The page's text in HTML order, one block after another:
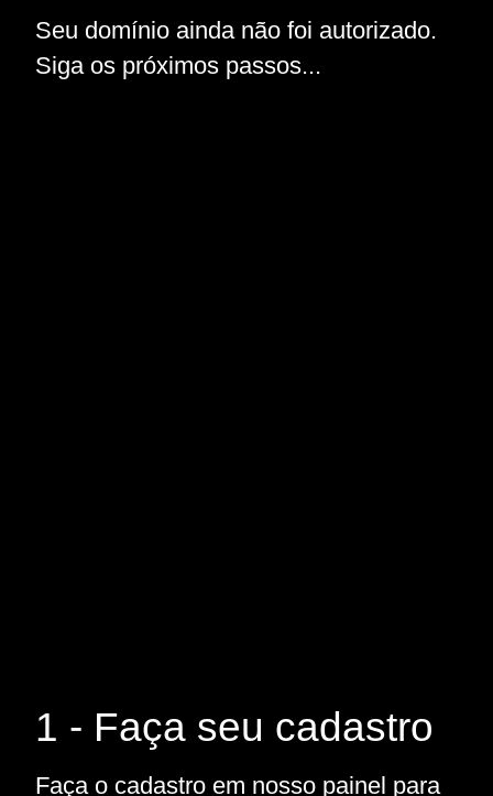
Seu domínio ainda não foi autorizado.
Siga os próximos passos...
1 - Faça seu cadastro
Faça o cadastro em nosso painel para